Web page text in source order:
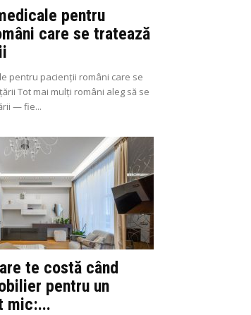
pentru
care se tratează
pentru pacienții români care se
Tot mai mulți români aleg să se
— fie...
te costă când
pentru un
mic:...